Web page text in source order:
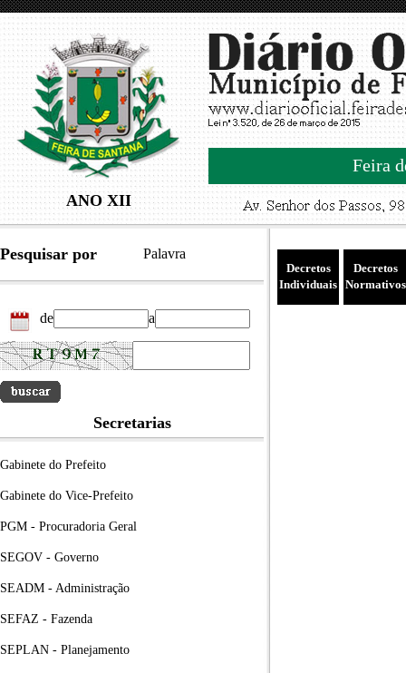
ANO XII
Feira
Pesquisar por Palavra
de a
Secretarias
Gabinete do Prefeito
Gabinete do Vice-Prefeito
PGM - Procuradoria Geral
SEGOV - Governo
SEADM - Administração
SEFAZ - Fazenda
SEPLAN - Planejamento
Decretos
Individuais
Decretos
Normativos